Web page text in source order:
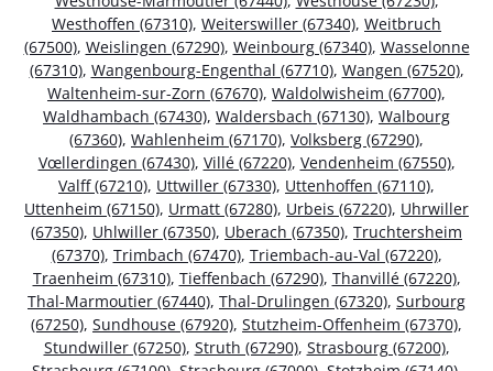
Westhoffen (67310), Weiterswiller (67340), Weitbruch
(67500), Weislingen (67290), Weinbourg (67340), Wasselonne
(67310), Wangenbourg-Engenthal (67710), Wangen (67520),
Waltenheim-sur-Zorn (67670), Waldolwisheim (67700),
Waldhambach (67430), Waldersbach (67130), Walbourg
(67360), Wahlenheim (67170), Volksberg (67290),
Vœllerdingen (67430), Villé (67220), Vendenheim (67550),
Valff (67210), Uttwiller (67330), Uttenhoffen (67110),
Uttenheim (67150), Urmatt (67280), Urbeis (67220), Uhrwiller
(67350), Uhlwiller (67350), Uberach (67350), Truchtersheim
(67370), Trimbach (67470), Triembach-au-Val (67220),
Traenheim (67310), Tieffenbach (67290), Thanvillé (67220),
Thal-Marmoutier (67440), Thal-Drulingen (67320), Surbourg
(67250), Sundhouse (67920), Stutzheim-Offenheim (67370),
Stundwiller (67250), Struth (67290), Strasbourg (67200),